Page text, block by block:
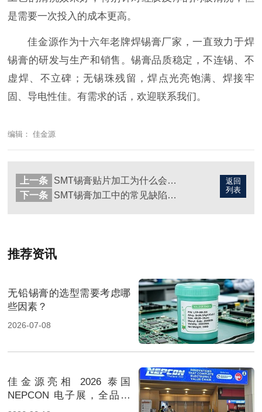
是需要一次投入的成本更高。
佳金源作为十六年老牌焊锡膏厂家，一直致力于焊
锡膏的研发与生产和销售。锡膏品质稳定，不连锡、不
虚焊、不立碑；无锡珠残留，焊点光亮饱满、焊接牢
固、导电性佳。有需求的话，欢迎联系我们。
编辑： 佳金源
返回
列表
上一条
SMT锡膏贴片加工为什么会少锡虚焊？
下一条
SMT锡膏加工中的常见缺陷有哪些？
推荐资讯
无铅锡膏的选型需要考虑哪
些因素？
2026-07-08
佳金源亮相 2026 泰国
NEPCON 电子展，全品类
焊料重磅展出，高性能锡膏